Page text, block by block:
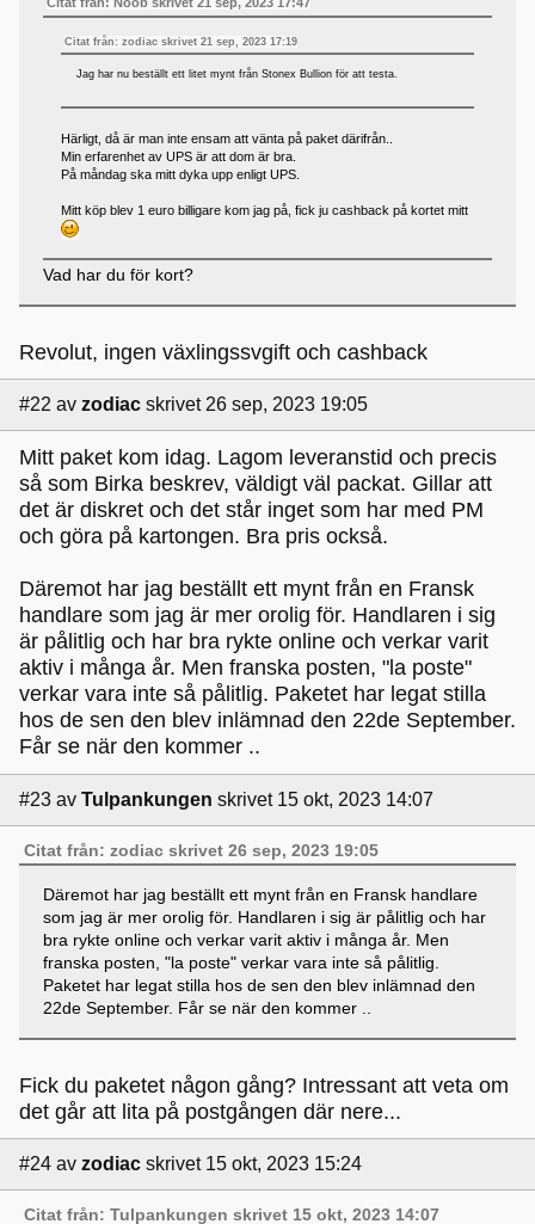
Citat från: zodiac skrivet 21 sep, 2023 17:19
Jag har nu beställt ett litet mynt från Stonex Bullion för att testa.
Härligt, då är man inte ensam att vänta på paket därifrån..
Min erfarenhet av UPS är att dom är bra.
På måndag ska mitt dyka upp enligt UPS.
Mitt köp blev 1 euro billigare kom jag på, fick ju cashback på kortet mitt
Vad har du för kort?
Revolut, ingen växlingssvgift och cashback
#22 av zodiac skrivet 26 sep, 2023 19:05
Mitt paket kom idag. Lagom leveranstid och precis
så som Birka beskrev, väldigt väl packat. Gillar att
det är diskret och det står inget som har med PM
och göra på kartongen. Bra pris också.
Däremot har jag beställt ett mynt från en Fransk
handlare som jag är mer orolig för. Handlaren i sig
är pålitlig och har bra rykte online och verkar varit
aktiv i många år. Men franska posten, "la poste"
verkar vara inte så pålitlig. Paketet har legat stilla
hos de sen den blev inlämnad den 22de September.
Får se när den kommer ..
#23 av Tulpankungen skrivet 15 okt, 2023 14:07
Citat från: zodiac skrivet 26 sep, 2023 19:05
Däremot har jag beställt ett mynt från en Fransk handlare
som jag är mer orolig för. Handlaren i sig är pålitlig och har
bra rykte online och verkar varit aktiv i många år. Men
franska posten, "la poste" verkar vara inte så pålitlig.
Paketet har legat stilla hos de sen den blev inlämnad den
22de September. Får se när den kommer ..
Fick du paketet någon gång? Intressant att veta om
det går att lita på postgången där nere...
#24 av zodiac skrivet 15 okt, 2023 15:24
Citat från: Tulpankungen skrivet 15 okt, 2023 14:07